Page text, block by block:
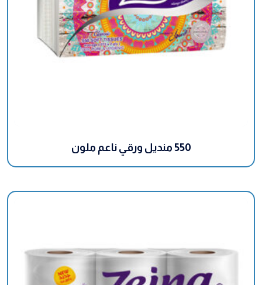
550 منديل ورقي ناعم ملون